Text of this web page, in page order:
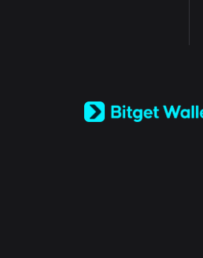
Español (Latinoamérica)